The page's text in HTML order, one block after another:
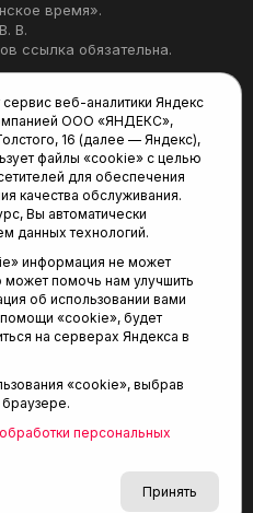
время».
В.
ссылка обязательна.
28А
новостей
веб-аналитики Яндекс
ООО «ЯНДЕКС»,
16 (далее — Яндекс),
файлы «cookie» с целью
для обеспечения
качества обслуживания.
Вы автоматически
данных технологий.
информация не может
может помочь нам улучшить
об использовании вами
помощи «cookie», будет
на серверах Яндекса в
«cookie», выбрав
персональных
Принять